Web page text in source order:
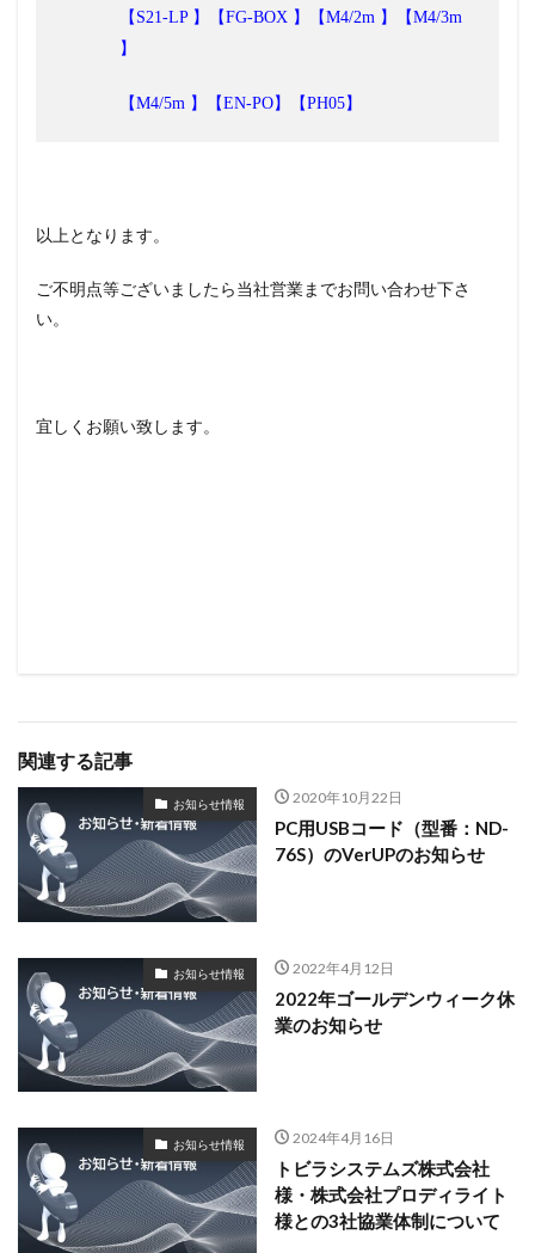
【S21-LP 】【FG-BOX 】【M4/2m 】【M4/3m
】
【M4/5m 】【EN-PO】【PH05】
以上となります。
ご不明点等ございましたら当社営業までお問い合わせ下さ
い。
宜しくお願い致します。
関連する記事
お知らせ情報 2020年10月22日
PC用USBコード（型番：ND-
76S）のVerUPのお知らせ
お知らせ情報 2022年4月12日
2022年ゴールデンウィーク休
業のお知らせ
お知らせ情報 2024年4月16日
トビラシステムズ株式会社
様・株式会社プロディライト
様との3社協業体制について